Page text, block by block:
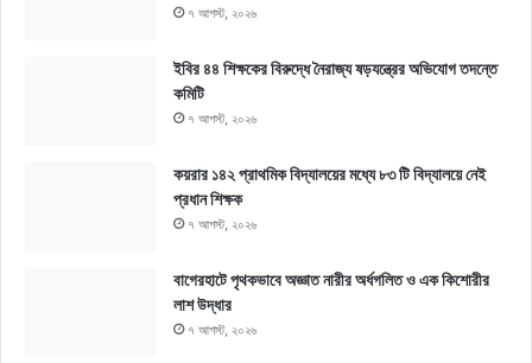
৭ আগস্ট, ২০২৬
ইবির ৪৪ শিক্ষকের বিরুদ্ধে নৈরাজ্য ষড়যন্ত্রের অভিযোগ তদন্তে
কমিটি
৭ আগস্ট, ২০২৬
কয়রার ১৪২ প্রাথমিক বিদ্যালয়ের মধ্যে ৮৩ টি বিদ্যালয়ে নেই
প্রধান শিক্ষক
৭ আগস্ট, ২০২৬
বাগেরহাটে পৃথকভাবে অজ্ঞাত নারীর অর্ধগলিত ও এক কিশোরীর
লাশ উদ্ধার
৭ আগস্ট, ২০২৬